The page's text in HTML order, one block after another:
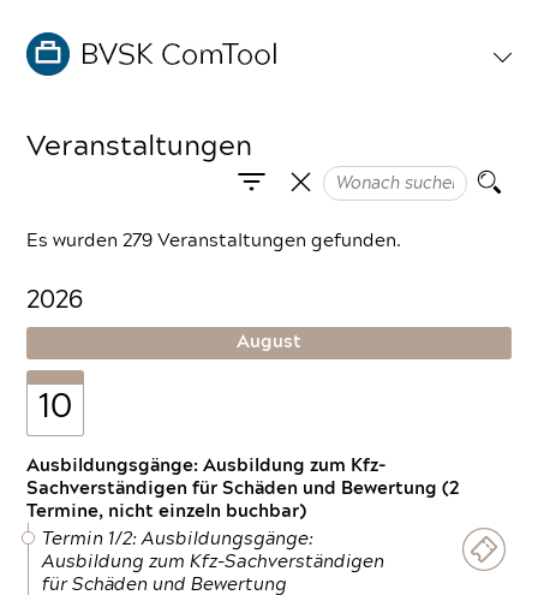
Veranstaltungen
Es wurden 279 Veranstaltungen gefunden.
2026
August
10
Ausbildungsgänge: Ausbildung zum Kfz-
Sachverständigen für Schäden und Bewertung (2
Termine, nicht einzeln buchbar)
Termin 1/2: Ausbildungsgänge:
Ausbildung zum Kfz-Sachverständigen
für Schäden und Bewertung